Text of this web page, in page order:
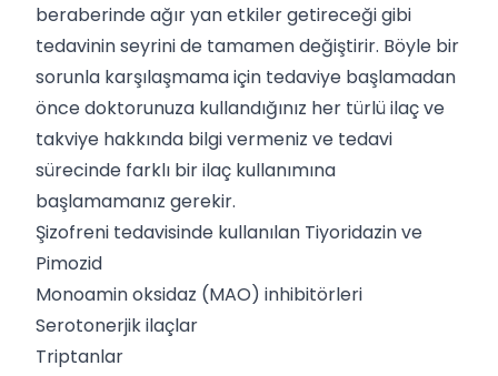
beraberinde ağır yan etkiler getireceği gibi
tedavinin seyrini de tamamen değiştirir. Böyle bir
sorunla karşılaşmama için tedaviye başlamadan
önce doktorunuza kullandığınız her türlü ilaç ve
takviye hakkında bilgi vermeniz ve tedavi
sürecinde farklı bir ilaç kullanımına
başlamamanız gerekir.
Şizofreni tedavisinde kullanılan Tiyoridazin ve
Pimozid
Monoamin oksidaz (MAO) inhibitörleri
Serotonerjik ilaçlar
Triptanlar